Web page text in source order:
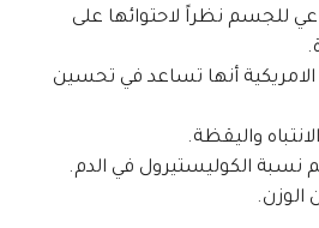
للجسم نظراً لاحتوائها على
أنها تساعد في تحسين
واليقظة.
نسبة الكوليستيرول في الدم.
الوزن.